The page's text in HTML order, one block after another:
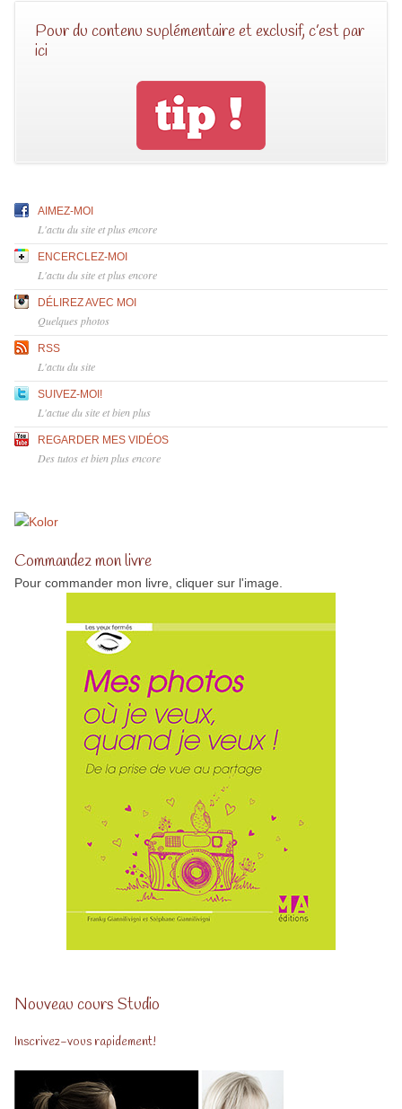
Pour du contenu suplémentaire et exclusif, c’est par
ici
AIMEZ-MOI
L'actu du site et plus encore
ENCERCLEZ-MOI
L'actu du site et plus encore
DÉLIREZ AVEC MOI
Quelques photos
RSS
L'actu du site
SUIVEZ-MOI!
L'actue du site et bien plus
REGARDER MES VIDÉOS
Des tutos et bien plus encore
Commandez mon livre
Pour commander mon livre, cliquer sur l'image.
Nouveau cours Studio
Inscrivez-vous rapidement!